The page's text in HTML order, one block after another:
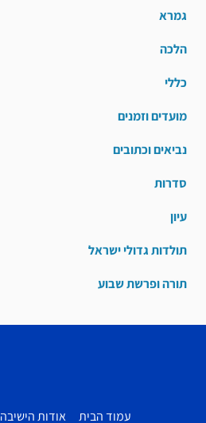
גמרא
הלכה
כללי
מועדים וזמנים
נביאים וכתובים
סדרות
עיון
תולדות גדולי ישראל
תורה ופרשת שבוע
עמוד הבית אודות הישיבה